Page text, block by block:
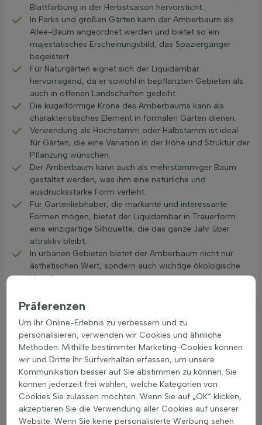
Blattfärbung in der Herbstsaison hervorsticht.
In Parks und großen Gärten kann der Amberbaum als
Allee-Baum angeordnet werden und bietet so ein
majestätisches Erscheinungsbild, das Spaziergänger
begeistert.
Für Naturgärten eignet sich der Liquidambar
hervorragend, da er sowohl in bepflanzten Gebieten als
auch in offenen Landschaften gedeiht.
Die kugelförmige Krone des Amberbaums kann als
charakteristisches Element in formalen Gärten dienen.
Verwendung als Hochstamm oder Halbstamm ist ideal
für Gärten, die eine Variation in der Höhe und Struktur der
Pflanzung wünschen.
Der Amberbaum kann auch als mehrstämmiger Baum
gestaltet werden, was ihm eine natürliche und
ausdrucksstarke Form verleiht.
Für Gartenliebhaber, die markante und interessante
Formen mögen, bietet der Liquidambar in Trauerform
eine einzigartige Silhouette, die das ganze Jahr über
attraktiv bleibt.
In urbanen Gebieten bietet der Amberbaum nicht nur
ästhetischen Wert, sondern auch wichtige ökologische
Vorteile.
Sichtschutzwände oder lebende Zäune dienen.
Ein Amberbaum kaufen ist besonders lohnenswert für
Gartenbesitzer, die Wert auf eine abwechslungsreiche und
farbenfrohe Bepflanzung legen. Die widerstandsfähigen
Eigenschaften und die beeindruckende Schönheit des
Liquidambars machen ihn zu einer erstklassigen Wahl für
vielfältige Landschaftsgestaltungen.
Kombinationsideen mit Liquidambar und
Zierlaubpflanzen
Präferenzen
Um Ihr Online-Erlebnis zu verbessern und zu
personalisieren, verwenden wir Cookies und ähnliche
Methoden. Mithilfe bestimmter Marketing-Cookies können
wir und Dritte Ihr Surfverhalten erfassen, um unsere
Kommunikation besser auf Sie abstimmen zu können. Sie
können jederzeit frei wählen, welche Kategorien von
Cookies Sie zulassen möchten. Wenn Sie auf „OK“ klicken,
akzeptieren Sie die Verwendung aller Cookies auf unserer
Website. Wenn Sie keine personalisierte Werbung sehen